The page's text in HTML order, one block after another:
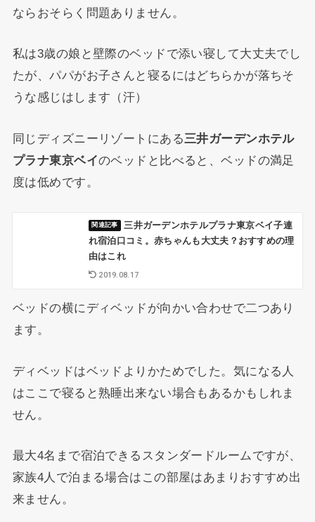
ならおそらく問題ありません。
私は3歳の娘と壁際のベッドで添い寝して大丈夫でし
たが、パパがお子さんと寝るにはどちらかが落ちそ
うな感じはします（汗）
同じディズニーリゾートにある三井ガーデンホテル
プラナ東京ベイのベッドと比べると、ベッドの満足
度は低めです。
三井ガーデンホテルプラナ東京ベイ子連
れ宿泊口コミ。赤ちゃんも大丈夫？おすすめの理
由はこれ
2019.08.17
ベッドの横にディベッドが向かい合わせで二つあり
ます。
ディベッドはベッドよりかためでした。気になる人
はここで寝ると熟睡出来ない場合もあるかもしれま
せん。
最大4名まで宿泊できるスタンダードルームですが、
家族4人で泊まる場合はこの部屋はあまりおすすめ出
来ません。